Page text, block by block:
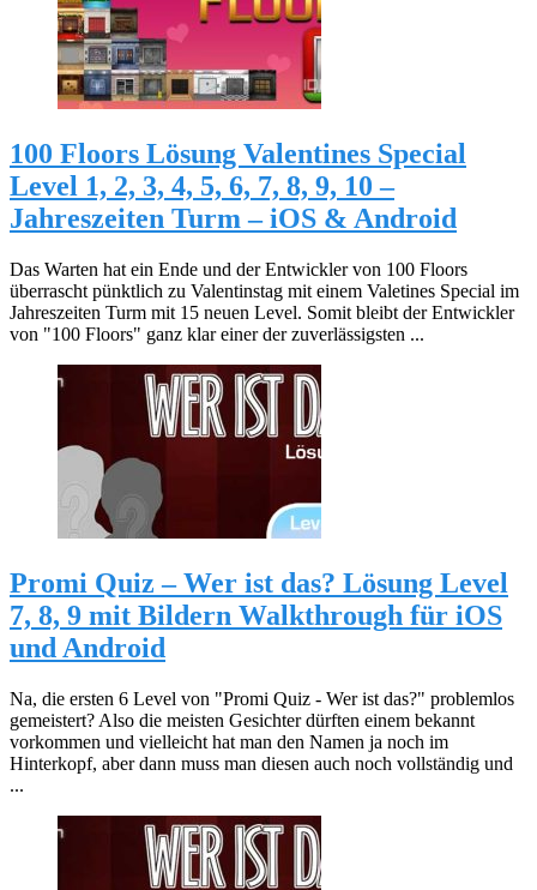
100 Floors Lösung Valentines Special
Level 1, 2, 3, 4, 5, 6, 7, 8, 9, 10 –
Jahreszeiten Turm – iOS & Android
Das Warten hat ein Ende und der Entwickler von 100 Floors
überrascht pünktlich zu Valentinstag mit einem Valetines Special im
Jahreszeiten Turm mit 15 neuen Level. Somit bleibt der Entwickler
von "100 Floors" ganz klar einer der zuverlässigsten ...
Promi Quiz – Wer ist das? Lösung Level
7, 8, 9 mit Bildern Walkthrough für iOS
und Android
Na, die ersten 6 Level von "Promi Quiz - Wer ist das?" problemlos
gemeistert? Also die meisten Gesichter dürften einem bekannt
vorkommen und vielleicht hat man den Namen ja noch im
Hinterkopf, aber dann muss man diesen auch noch vollständig und
...